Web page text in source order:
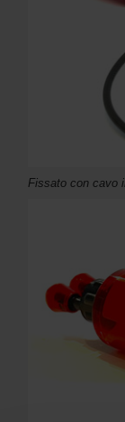
Fissato con cavo